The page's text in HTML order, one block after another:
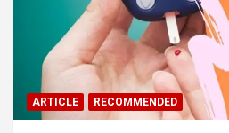
ARTICLE RECOMMENDED